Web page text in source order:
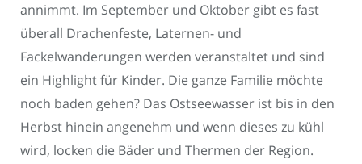
annimmt. Im September und Oktober gibt es fast
überall Drachenfeste, Laternen- und
Fackelwanderungen werden veranstaltet und sind
ein Highlight für Kinder. Die ganze Familie möchte
noch baden gehen? Das Ostseewasser ist bis in den
Herbst hinein angenehm und wenn dieses zu kühl
wird, locken die Bäder und Thermen der Region.